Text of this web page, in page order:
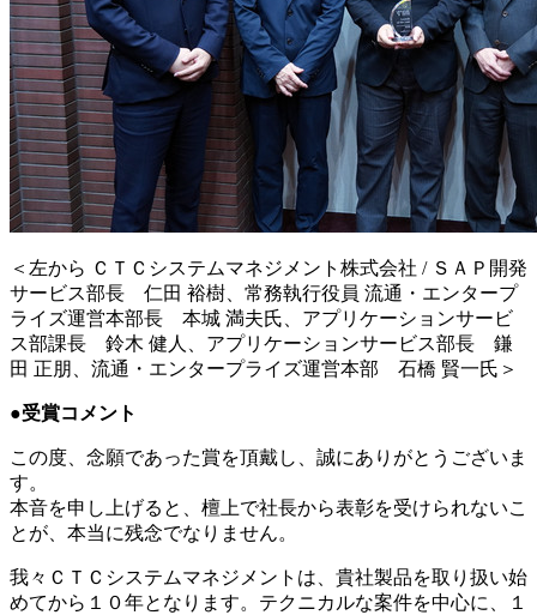
＜左から ＣＴＣシステムマネジメント株式会社 / ＳＡＰ開発
サービス部長 仁田 裕樹、常務執行役員 流通・エンタープ
ライズ運営本部長 本城 満夫氏、アプリケーションサービ
ス部課長 鈴木 健人、アプリケーションサービス部長 鎌
田 正朋、流通・エンタープライズ運営本部 石橋 賢一氏＞
●受賞コメント
この度、念願であった賞を頂戴し、誠にありがとうございま
す。
本音を申し上げると、檀上で社長から表彰を受けられないこ
とが、本当に残念でなりません。
我々ＣＴＣシステムマネジメントは、貴社製品を取り扱い始
めてから１０年となります。テクニカルな案件を中心に、１